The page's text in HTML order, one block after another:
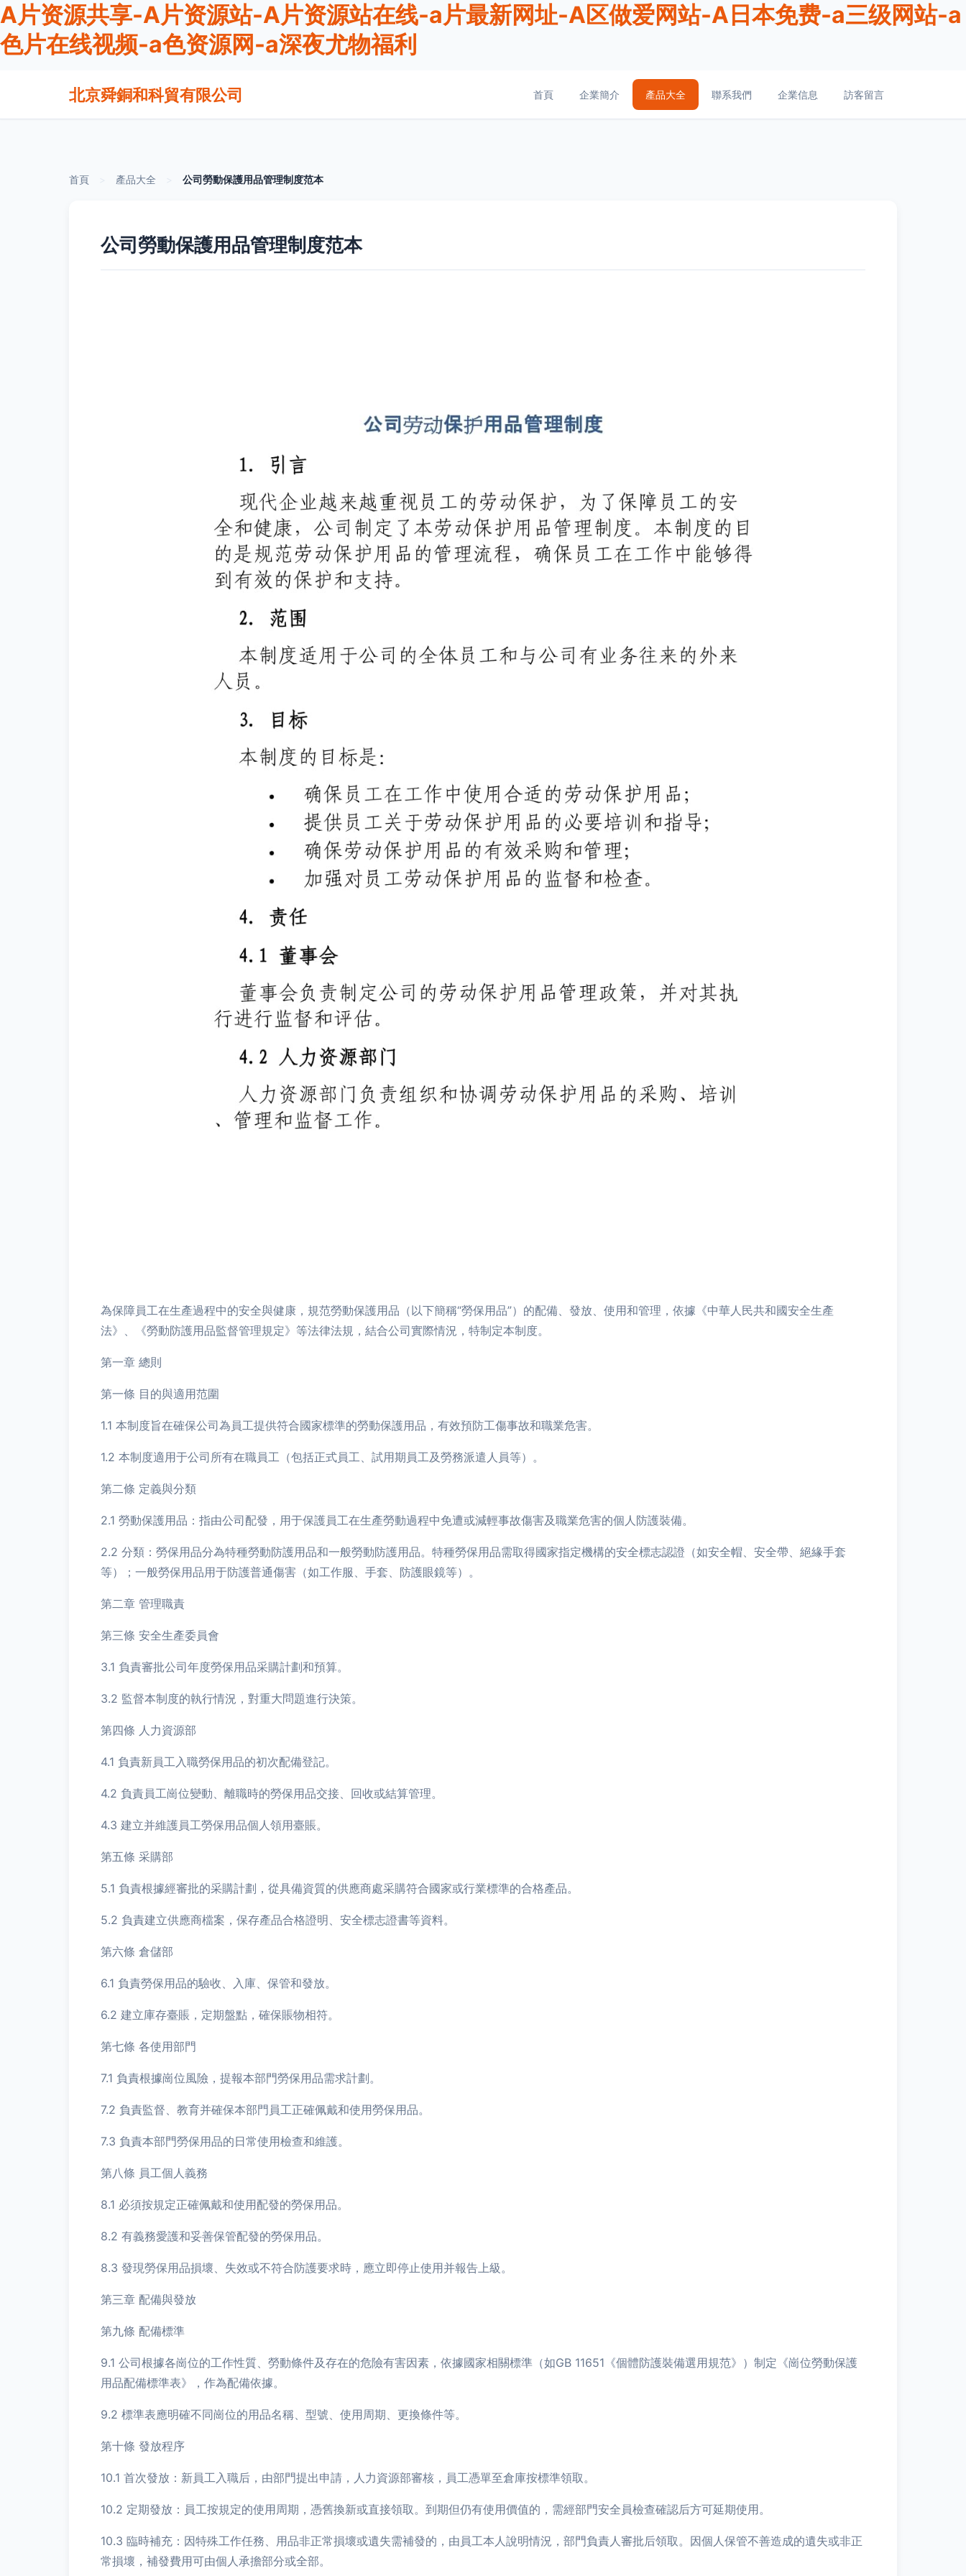
A片资源共享-A片资源站-A片资源站在线-a片最新网址-A区做爱网站-A日本免费-a三级网站-a
色片在线视频-a色资源网-a深夜尤物福利
北京舜銅和科貿有限公司 首頁 企業簡介 產品大全 聯系我們 企業信息 訪客留言
首頁 產品大全 公司勞動保護用品管理制度范本
公司勞動保護用品管理制度范本
為保障員工在生產過程中的安全與健康，規范勞動保護用品（以下簡稱“勞保用品”）的配備、發放、使用和管理，依據《中華人民共和國安全生產
法》、《勞動防護用品監督管理規定》等法律法規，結合公司實際情況，特制定本制度。
第一章 總則
第一條 目的與適用范圍
1.1 本制度旨在確保公司為員工提供符合國家標準的勞動保護用品，有效預防工傷事故和職業危害。
1.2 本制度適用于公司所有在職員工（包括正式員工、試用期員工及勞務派遣人員等）。
第二條 定義與分類
2.1 勞動保護用品：指由公司配發，用于保護員工在生產勞動過程中免遭或減輕事故傷害及職業危害的個人防護裝備。
2.2 分類：勞保用品分為特種勞動防護用品和一般勞動防護用品。特種勞保用品需取得國家指定機構的安全標志認證（如安全帽、安全帶、絕緣手套
等）；一般勞保用品用于防護普通傷害（如工作服、手套、防護眼鏡等）。
第二章 管理職責
第三條 安全生產委員會
3.1 負責審批公司年度勞保用品采購計劃和預算。
3.2 監督本制度的執行情況，對重大問題進行決策。
第四條 人力資源部
4.1 負責新員工入職勞保用品的初次配備登記。
4.2 負責員工崗位變動、離職時的勞保用品交接、回收或結算管理。
4.3 建立并維護員工勞保用品個人領用臺賬。
第五條 采購部
5.1 負責根據經審批的采購計劃，從具備資質的供應商處采購符合國家或行業標準的合格產品。
5.2 負責建立供應商檔案，保存產品合格證明、安全標志證書等資料。
第六條 倉儲部
6.1 負責勞保用品的驗收、入庫、保管和發放。
6.2 建立庫存臺賬，定期盤點，確保賬物相符。
第七條 各使用部門
7.1 負責根據崗位風險，提報本部門勞保用品需求計劃。
7.2 負責監督、教育并確保本部門員工正確佩戴和使用勞保用品。
7.3 負責本部門勞保用品的日常使用檢查和維護。
第八條 員工個人義務
8.1 必須按規定正確佩戴和使用配發的勞保用品。
8.2 有義務愛護和妥善保管配發的勞保用品。
8.3 發現勞保用品損壞、失效或不符合防護要求時，應立即停止使用并報告上級。
第三章 配備與發放
第九條 配備標準
9.1 公司根據各崗位的工作性質、勞動條件及存在的危險有害因素，依據國家相關標準（如GB 11651《個體防護裝備選用規范》）制定《崗位勞動保護
用品配備標準表》，作為配備依據。
9.2 標準表應明確不同崗位的用品名稱、型號、使用周期、更換條件等。
第十條 發放程序
10.1 首次發放：新員工入職后，由部門提出申請，人力資源部審核，員工憑單至倉庫按標準領取。
10.2 定期發放：員工按規定的使用周期，憑舊換新或直接領取。到期但仍有使用價值的，需經部門安全員檢查確認后方可延期使用。
10.3 臨時補充：因特殊工作任務、用品非正常損壞或遺失需補發的，由員工本人說明情況，部門負責人審批后領取。因個人保管不善造成的遺失或非正
常損壞，補發費用可由個人承擔部分或全部。